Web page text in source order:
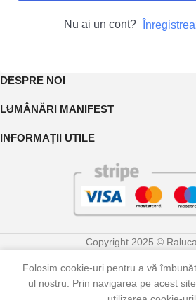
Nu ai un cont?
DESPRE NOI
LUMÂNĂRI MANIFEST
INFORMAȚII UTILE
Copyright 2025 ©
Folosim cookie-uri pentru a vă
ul nostru. Prin navigarea pe acest
0
Coș
Contul meu